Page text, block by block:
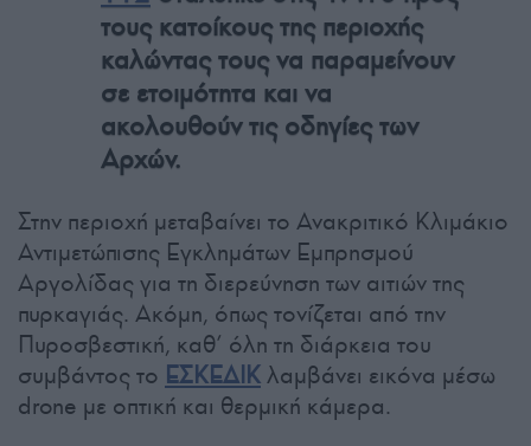
τους κατοίκους της περιοχής
καλώντας τους να παραμείνουν
σε ετοιμότητα και να
ακολουθούν τις οδηγίες των
Αρχών.
Στην περιοχή μεταβαίνει το Ανακριτικό Κλιμάκιο
Αντιμετώπισης Εγκλημάτων Εμπρησμού
Αργολίδας για τη διερεύνηση των αιτιών της
πυρκαγιάς. Ακόμη, όπως τονίζεται από την
Πυροσβεστική, καθ’ όλη τη διάρκεια του
συμβάντος το ΕΣΚΕΔΙΚλαμβάνει εικόνα μέσω
drone με οπτική και θερμική κάμερα.